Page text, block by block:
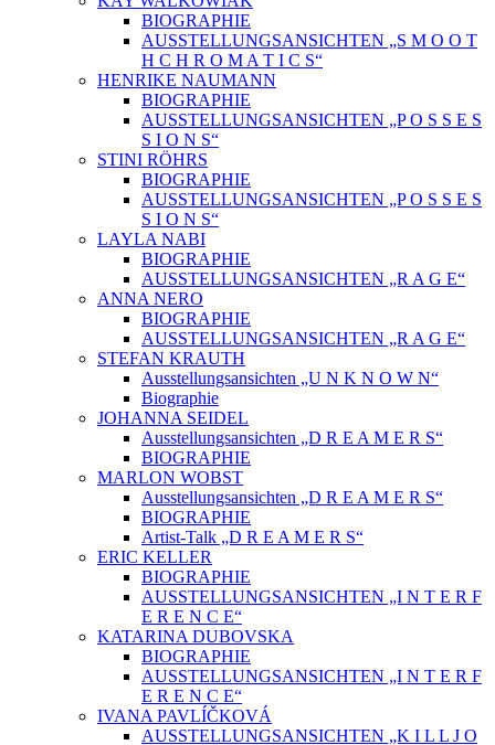
BIOGRAPHIE
AUSSTELLUNGSANSICHTEN „S M O O T
H C H R O M A T I C S“
HENRIKE NAUMANN
BIOGRAPHIE
AUSSTELLUNGSANSICHTEN „P O S S E S
S I O N S“
STINI RÖHRS
BIOGRAPHIE
AUSSTELLUNGSANSICHTEN „P O S S E S
S I O N S“
LAYLA NABI
BIOGRAPHIE
AUSSTELLUNGSANSICHTEN „R A G E“
ANNA NERO
BIOGRAPHIE
AUSSTELLUNGSANSICHTEN „R A G E“
STEFAN KRAUTH
Ausstellungsansichten „U N K N O W N“
Biographie
JOHANNA SEIDEL
Ausstellungsansichten „D R E A M E R S“
BIOGRAPHIE
MARLON WOBST
Ausstellungsansichten „D R E A M E R S“
BIOGRAPHIE
Artist-Talk „D R E A M E R S“
ERIC KELLER
BIOGRAPHIE
AUSSTELLUNGSANSICHTEN „I N T E R F
E R E N C E“
KATARINA DUBOVSKA
BIOGRAPHIE
AUSSTELLUNGSANSICHTEN „I N T E R F
E R E N C E“
IVANA PAVLÍČKOVÁ
AUSSTELLUNGSANSICHTEN „K I L L J O